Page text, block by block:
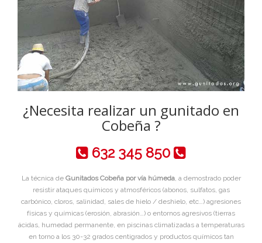
¿Necesita realizar un gunitado en
Cobeña ?
632 345 850
La técnica de Gunitados Cobeña por vía húmeda, a demostrado poder
resistir ataques químicos y atmosféricos (abonos, sulfatos, gas
carbónico, cloros, salinidad, sales de hielo / deshielo, etc…) agresiones
físicas y químicas (erosión, abrasión…) o entornos agresivos (tierras
ácidas, humedad permanente, en piscinas climatizadas a temperaturas
en torno a los 30-32 grados centigrados y productos químicos tan